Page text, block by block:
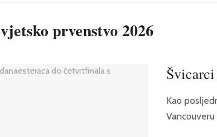
prvenstvo 2026
Kao
Vancouveru